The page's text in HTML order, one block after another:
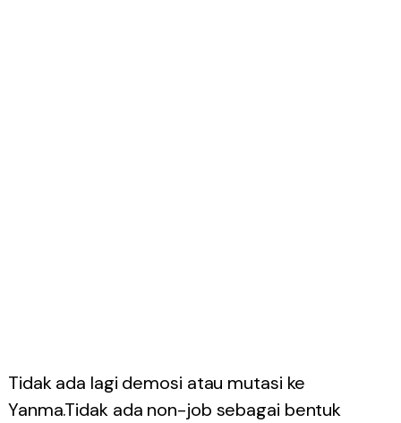
Tidak ada lagi demosi atau mutasi ke
Yanma.Tidak ada non-job sebagai bentuk